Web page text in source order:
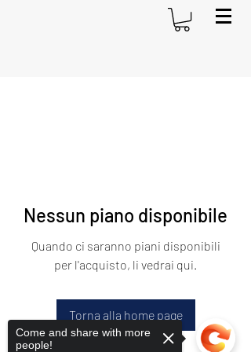
Nessun piano disponibile
Quando ci saranno piani disponibili
per l'acquisto, li vedrai qui.
Torna alla home page
Come and share with more
people!